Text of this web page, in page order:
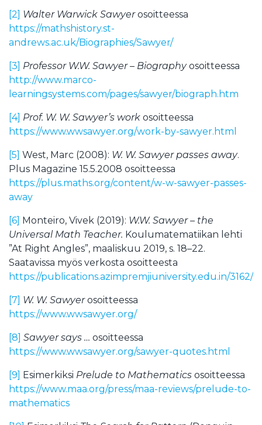
[2] Walter Warwick Sawyerosoitteessa
https://mathshistory.st-
andrews.ac.uk/Biographies/Sawyer/
[3] Professor W.W. Sawyer – Biographyosoitteessa
http://www.marco-
learningsystems.com/pages/sawyer/biograph.htm
[4] Prof. W. W. Sawyer’s work osoitteessa
https://www.wwsawyer.org/work-by-sawyer.html
[5] West, Marc (2008): W. W. Sawyer passes away.
Plus Magazine 15.5.2008 osoitteessa
https://plus.maths.org/content/w-w-sawyer-passes-
away
[6] Monteiro, Vivek (2019): W.W. Sawyer – the
Universal Math Teacher. Koulumatematiikan lehti
”At Right Angles”, maaliskuu 2019, s. 18–22.
Saatavissa myös verkosta osoitteesta
https://publications.azimpremjiuniversity.edu.in/3162/
[7] W. W. Sawyerosoitteessa
https://www.wwsawyer.org/
[8] Sawyer says … osoitteessa
https://www.wwsawyer.org/sawyer-quotes.html
[9] Esimerkiksi Prelude to Mathematics osoitteessa
https://www.maa.org/press/maa-reviews/prelude-to-
mathematics